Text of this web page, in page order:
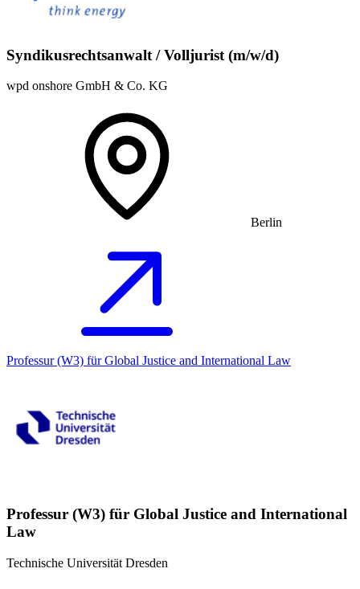
Syndikusrechtsanwalt / Volljurist (m/w/d)
wpd onshore GmbH & Co. KG
Berlin
Professur (W3) für Global Justice and International Law
Professur (W3) für Global Justice and International
Law
Technische Universität Dresden